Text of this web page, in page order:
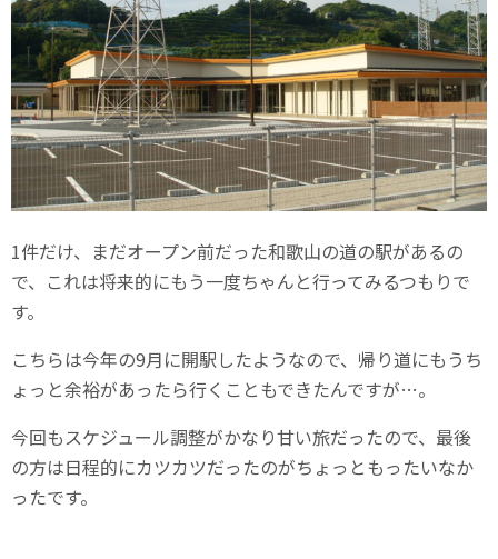
1件だけ、まだオープン前だった和歌山の道の駅があるの
で、これは将来的にもう一度ちゃんと行ってみるつもりで
す。
こちらは今年の9月に開駅したようなので、帰り道にもうち
ょっと余裕があったら行くこともできたんですが…。
今回もスケジュール調整がかなり甘い旅だったので、最後
の方は日程的にカツカツだったのがちょっともったいなか
ったです。